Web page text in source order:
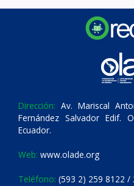
Dirección: Av. Mariscal
Fernández Salvador Edif.
Ecuador.
Web: www.olade.org
Teléfono: (593 2) 259 8122 /